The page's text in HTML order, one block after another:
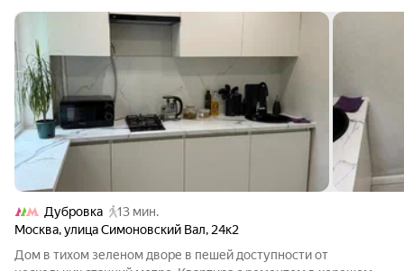
Дубровка
13 мин.
Москва,улица Симоновский Вал, 24к2
Дом в тихом зеленом дворе в пешей доступности от